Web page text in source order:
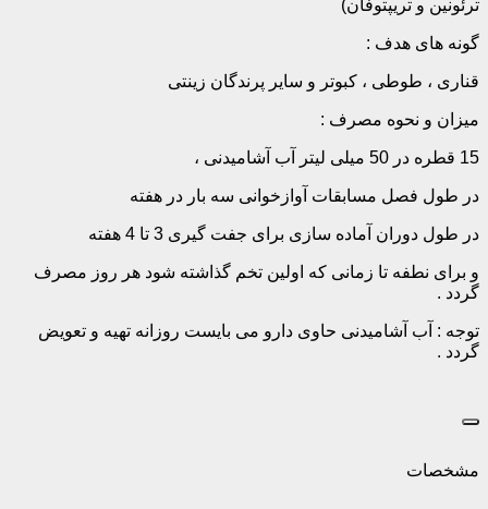
ترئونین و تریپتوفان)
گونه های هدف :
قناری ، طوطی ، کبوتر و سایر پرندگان زینتی
میزان و نحوه مصرف :
15 قطره در 50 میلی لیتر آب آشامیدنی ،
در طول فصل مسابقات آوازخوانی سه بار در هفته
در طول دوران آماده سازی برای جفت گیری 3 تا 4 هفته
و برای نطفه تا زمانی که اولین تخم گذاشته شود هر روز مصرف
گردد .
توجه : آب آشامیدنی حاوی دارو می بایست روزانه تهیه و تعویض
گردد .
مشخصات